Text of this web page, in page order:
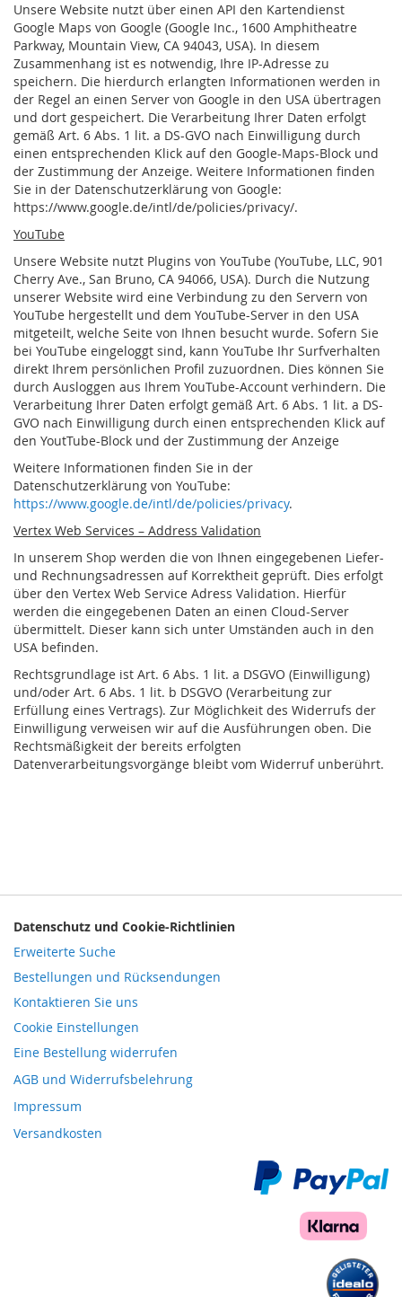
Unsere Website nutzt über einen API den Kartendienst
Google Maps von Google (Google Inc., 1600 Amphitheatre
Parkway, Mountain View, CA 94043, USA). In diesem
Zusammenhang ist es notwendig, Ihre IP-Adresse zu
speichern. Die hierdurch erlangten Informationen werden in
der Regel an einen Server von Google in den USA übertragen
und dort gespeichert. Die Verarbeitung Ihrer Daten erfolgt
gemäß Art. 6 Abs. 1 lit. a DS-GVO nach Einwilligung durch
einen entsprechenden Klick auf den Google-Maps-Block und
der Zustimmung der Anzeige. Weitere Informationen finden
Sie in der Datenschutzerklärung von Google:
https://www.google.de/intl/de/policies/privacy/.
YouTube
Unsere Website nutzt Plugins von YouTube (YouTube, LLC, 901
Cherry Ave., San Bruno, CA 94066, USA). Durch die Nutzung
unserer Website wird eine Verbindung zu den Servern von
YouTube hergestellt und dem YouTube-Server in den USA
mitgeteilt, welche Seite von Ihnen besucht wurde. Sofern Sie
bei YouTube eingeloggt sind, kann YouTube Ihr Surfverhalten
direkt Ihrem persönlichen Profil zuzuordnen. Dies können Sie
durch Ausloggen aus Ihrem YouTube-Account verhindern. Die
Verarbeitung Ihrer Daten erfolgt gemäß Art. 6 Abs. 1 lit. a DS-
GVO nach Einwilligung durch einen entsprechenden Klick auf
den YoutTube-Block und der Zustimmung der Anzeige
Weitere Informationen finden Sie in der
Datenschutzerklärung von YouTube:
https://www.google.de/intl/de/policies/privacy.
Vertex Web Services – Address Validation
In unserem Shop werden die von Ihnen eingegebenen Liefer-
und Rechnungsadressen auf Korrektheit geprüft. Dies erfolgt
über den Vertex Web Service Adress Validation. Hierfür
werden die eingegebenen Daten an einen Cloud-Server
übermittelt. Dieser kann sich unter Umständen auch in den
USA befinden.
Rechtsgrundlage ist Art. 6 Abs. 1 lit. a DSGVO (Einwilligung)
und/oder Art. 6 Abs. 1 lit. b DSGVO (Verarbeitung zur
Erfüllung eines Vertrags). Zur Möglichkeit des Widerrufs der
Einwilligung verweisen wir auf die Ausführungen oben. Die
Rechtsmäßigkeit der bereits erfolgten
Datenverarbeitungsvorgänge bleibt vom Widerruf unberührt.
Datenschutz und Cookie-Richtlinien
Erweiterte Suche
Bestellungen und Rücksendungen
Kontaktieren Sie uns
Cookie Einstellungen
Eine Bestellung widerrufen
AGB und Widerrufsbelehrung
Impressum
Versandkosten